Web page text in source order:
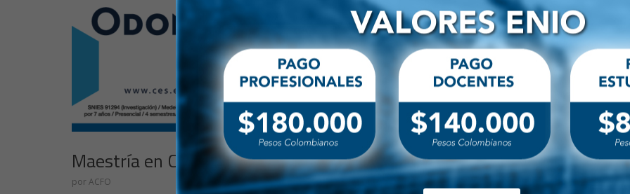
Maestría en Ciencias Odontológicas – Universidad CES
por ACFO